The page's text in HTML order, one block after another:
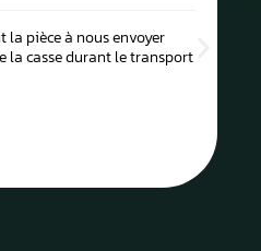
la pièce à nous envoyer
la casse durant le transport